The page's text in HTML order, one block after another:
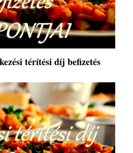
térítési díj befizetés